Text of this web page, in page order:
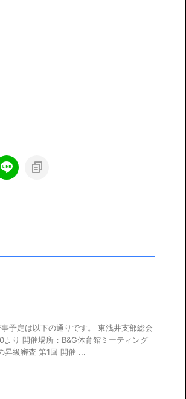
予定は以下の通りです。 東浅井支部総会
り 開催場所：B&G体育館ミーティング
昇級審査 第1回 開催 ...